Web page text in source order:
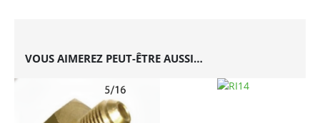
VOUS AIMEREZ PEUT-ÊTRE AUSSI…